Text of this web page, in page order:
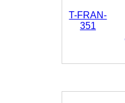
T-FRAN-
351